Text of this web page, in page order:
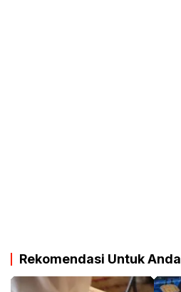
Rekomendasi Untuk Anda